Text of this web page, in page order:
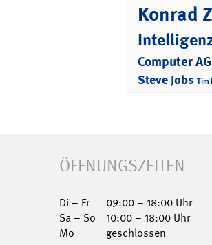
Konrad
Computer AG
Steve Jobs Tim
ÖFFNUNGSZEITEN
Di – Fr
09:00 – 18:00 Uhr
Sa – So
10:00 – 18:00 Uhr
Mo
geschlossen